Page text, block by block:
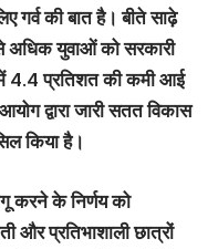
गर्व की बात है। बीते साढ़े
अधिक युवाओं को सरकारी
में 4.4 प्रतिशत की कमी आई
द्वारा जारी सतत विकास
किया है।
करने के निर्णय को
और प्रतिभाशाली छात्रों